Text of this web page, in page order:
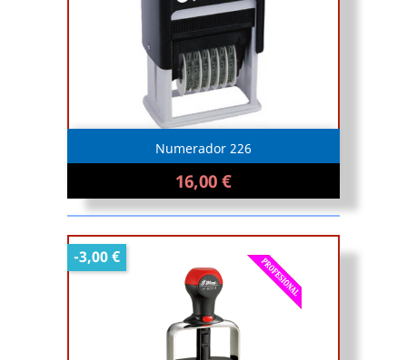
Numerador 226
16,00 €
-3,00 €